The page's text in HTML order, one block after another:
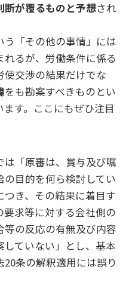
断が覆るものと予想され
う「その他の事情」には
るが、労働条件に係る
交渉の結果だけでな
をも勘案すべきものとい
す。ここにもぜひ注目
「原審は、賞与及び嘱
目的を何ら検討してい
き、その結果に着目す
求等に対する会社側の
の反応の有無及び内容
ていない」とし、基本
条の解釈適用には誤り